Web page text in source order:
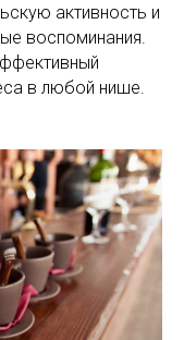
активность и
воспоминания.
в любой нише.